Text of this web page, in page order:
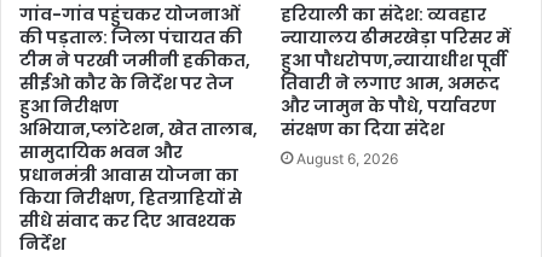
गांव-गांव पहुंचकर योजनाओं
की पड़ताल: जिला पंचायत की
टीम ने परखी जमीनी हकीकत,
सीईओ कौर के निर्देश पर तेज
हुआ निरीक्षण
अभियान,प्लांटेशन, खेत तालाब,
सामुदायिक भवन और
प्रधानमंत्री आवास योजना का
किया निरीक्षण, हितग्राहियों से
सीधे संवाद कर दिए आवश्यक
निर्देश
हरियाली का संदेश: व्यवहार
न्यायालय ढीमरखेड़ा परिसर में
हुआ पौधरोपण,न्यायाधीश पूर्वी
तिवारी ने लगाए आम, अमरूद
और जामुन के पौधे, पर्यावरण
संरक्षण का दिया संदेश
August 6, 2026